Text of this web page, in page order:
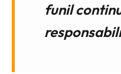
funil